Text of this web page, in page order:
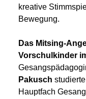
kreative
Bewegung.
Das Mitsing-
Vorschulkinder
Pakusch
Hauptfach